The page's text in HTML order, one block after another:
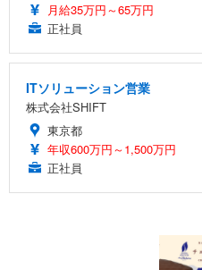
月給35万円～65万円
正社員
ITソリューション営業
株式会社SHIFT
東京都
年収600万円～1,500万円
正社員